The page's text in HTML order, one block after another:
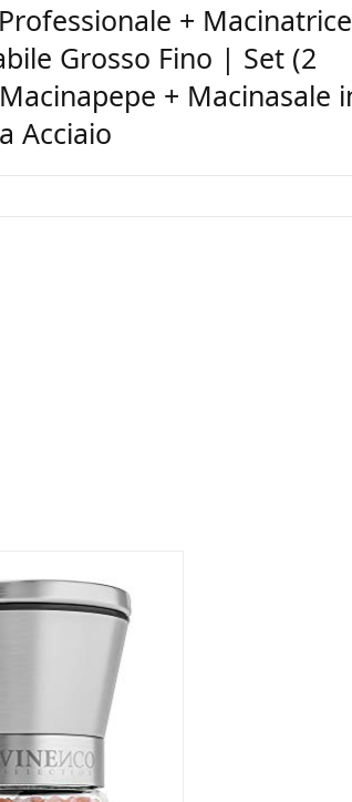
+ Macinatrice
Grosso Fino | Set (2
+ Macinasale
Acciaio